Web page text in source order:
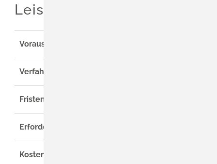
Leistungsdetails
Voraussetzungen
Verfahrensablauf
Fristen
Erforderliche Unterlagen
Kosten